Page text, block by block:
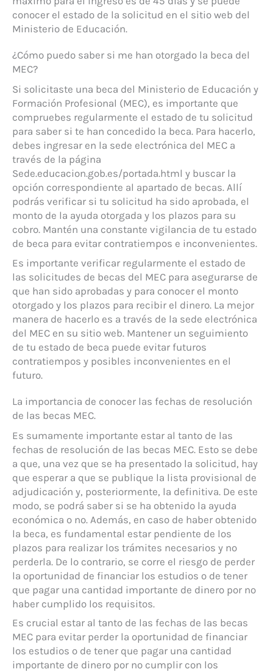
conocer el estado de la solicitud en el sitio web del
Ministerio de Educación.
¿Cómo puedo saber si me han otorgado la beca del
MEC?
Si solicitaste una beca del Ministerio de Educación y
Formación Profesional (MEC), es importante que
compruebes regularmente el estado de tu solicitud
para saber si te han concedido la beca. Para hacerlo,
debes ingresar en la sede electrónica del MEC a
través de la página
Sede.educacion.gob.es/portada.html y buscar la
opción correspondiente al apartado de becas. Allí
podrás verificar si tu solicitud ha sido aprobada, el
monto de la ayuda otorgada y los plazos para su
cobro. Mantén una constante vigilancia de tu estado
de beca para evitar contratiempos e inconvenientes.
Es importante verificar regularmente el estado de
las solicitudes de becas del MEC para asegurarse de
que han sido aprobadas y para conocer el monto
otorgado y los plazos para recibir el dinero. La mejor
manera de hacerlo es a través de la sede electrónica
del MEC en su sitio web. Mantener un seguimiento
de tu estado de beca puede evitar futuros
contratiempos y posibles inconvenientes en el
futuro.
La importancia de conocer las fechas de resolución
de las becas MEC.
Es sumamente importante estar al tanto de las
fechas de resolución de las becas MEC. Esto se debe
a que, una vez que se ha presentado la solicitud, hay
que esperar a que se publique la lista provisional de
adjudicación y, posteriormente, la definitiva. De este
modo, se podrá saber si se ha obtenido la ayuda
económica o no. Además, en caso de haber obtenido
la beca, es fundamental estar pendiente de los
plazos para realizar los trámites necesarios y no
perderla. De lo contrario, se corre el riesgo de perder
la oportunidad de financiar los estudios o de tener
que pagar una cantidad importante de dinero por no
haber cumplido los requisitos.
Es crucial estar al tanto de las fechas de las becas
MEC para evitar perder la oportunidad de financiar
los estudios o de tener que pagar una cantidad
importante de dinero por no cumplir con los